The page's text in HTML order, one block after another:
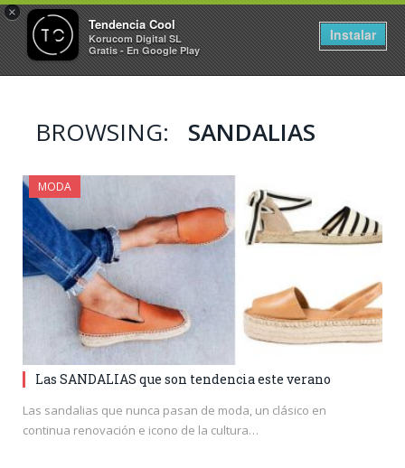
×
Tendencia Cool
Korucom Digital SL
Gratis - En Google Play
Instalar
BROWSING: SANDALIAS
MODA
Las SANDALIAS que son tendencia este verano
Las sandalias que nunca pasan de moda, un clásico en
continua renovación e icono de la cultura…